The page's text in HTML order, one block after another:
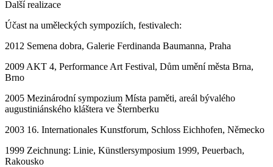
Další realizace
Účast na uměleckých sympoziích, festivalech:
2012 Semena dobra, Galerie Ferdinanda Baumanna, Praha
2009 AKT 4, Performance Art Festival, Dům umění města Brna,
Brno
2005 Mezinárodní sympozium Místa paměti, areál bývalého
augustiniánského kláštera ve Šternberku
2003 16. Internationales Kunstforum, Schloss Eichhofen, Německo
1999 Zeichnung: Linie, Künstlersymposium 1999, Peuerbach,
Rakousko